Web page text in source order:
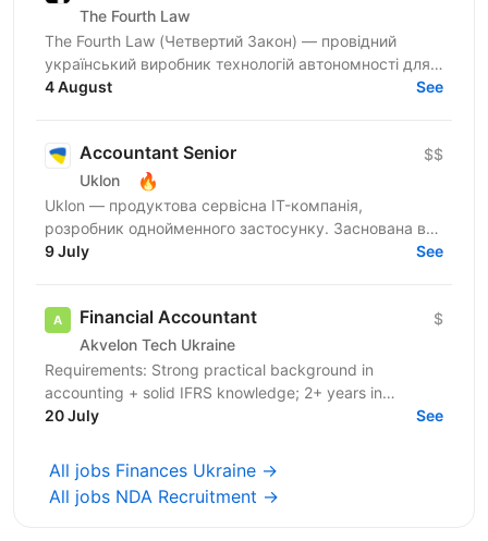
The Fourth Law
The Fourth Law (Четвертий Закон) — провідний
український виробник технологій автономності для
дронів. Рішення компанії кодифіковані за
4 August See
Accountant Senior
Uklon 🔥
$$
Uklon — продуктова сервісна IT-компанія,
розробник однойменного застосунку. Заснована в
Києві у 2010 році, сьогодні Uklon — це екосистема
9 July See
Financial Accountant
Akvelon Tech Ukraine
$
Requirements: Strong practical background in
accounting + solid IFRS knowledge; 2+ years in
international companies or cross-border (foreign
20 July See
All jobs Finances Ukraine →
All jobs NDA Recruitment →